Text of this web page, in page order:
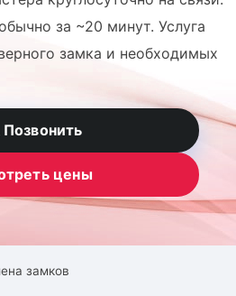
за ~20 минут. Услуга
замка и необходимых
Позвонить
цены
замков